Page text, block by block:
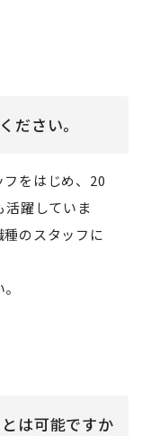
ださい。
をはじめ、20
躍していま
のスタッフに
は可能ですか